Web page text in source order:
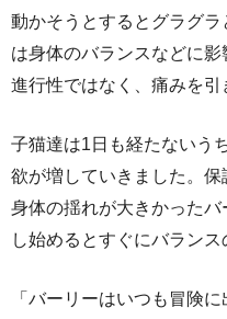
動かそうとするとグラグ
は身体のバランスなどに
進行性ではなく、痛みを引
子猫達は1日も経たないう
欲が増していきました。
身体の揺れが大きかった
し始めるとすぐにバランス
「バーリーはいつも冒険